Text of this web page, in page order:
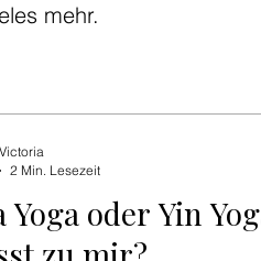
mehr.
Yoga oder Yin
2 Min. Lesezeit